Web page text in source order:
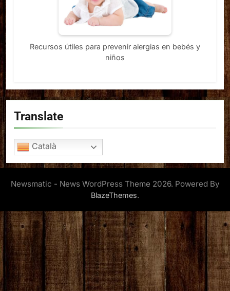
Recursos útiles para prevenir alergias en bebés y
niños
Translate
Català
Newsmatic - News WordPress Theme 2026. Powered By
BlazeThemes.